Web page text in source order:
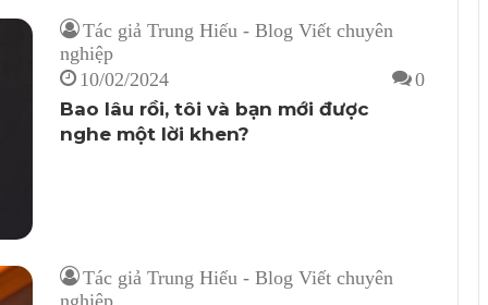
Tác giả Trung Hiếu - Blog Viết chuyên
nghiệp
10/02/2024
0
Bao lâu rồi, tôi và bạn mới được
nghe một lời khen?
Tác giả Trung Hiếu - Blog Viết chuyên